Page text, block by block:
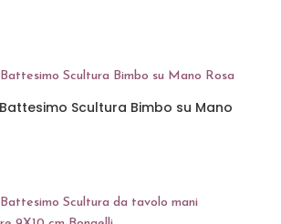
Scultura Bimbo su Mano